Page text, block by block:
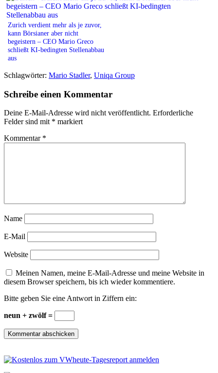
Zurich verdient mehr als je zuvor,
kann Börsianer aber nicht
begeistern – CEO Mario Greco
schließt KI-bedingten Stellenabbau
aus
Schlagwörter: Mario Stadler, Uniqa Group
Schreibe einen Kommentar
Deine E-Mail-Adresse wird nicht veröffentlicht. Erforderliche
Felder sind mit * markiert
Kommentar *
Name
E-Mail
Website
Meinen Namen, meine E-Mail-Adresse und meine Website in
diesem Browser speichern, bis ich wieder kommentiere.
Bitte geben Sie eine Antwort in Ziffern ein:
neun + zwölf =